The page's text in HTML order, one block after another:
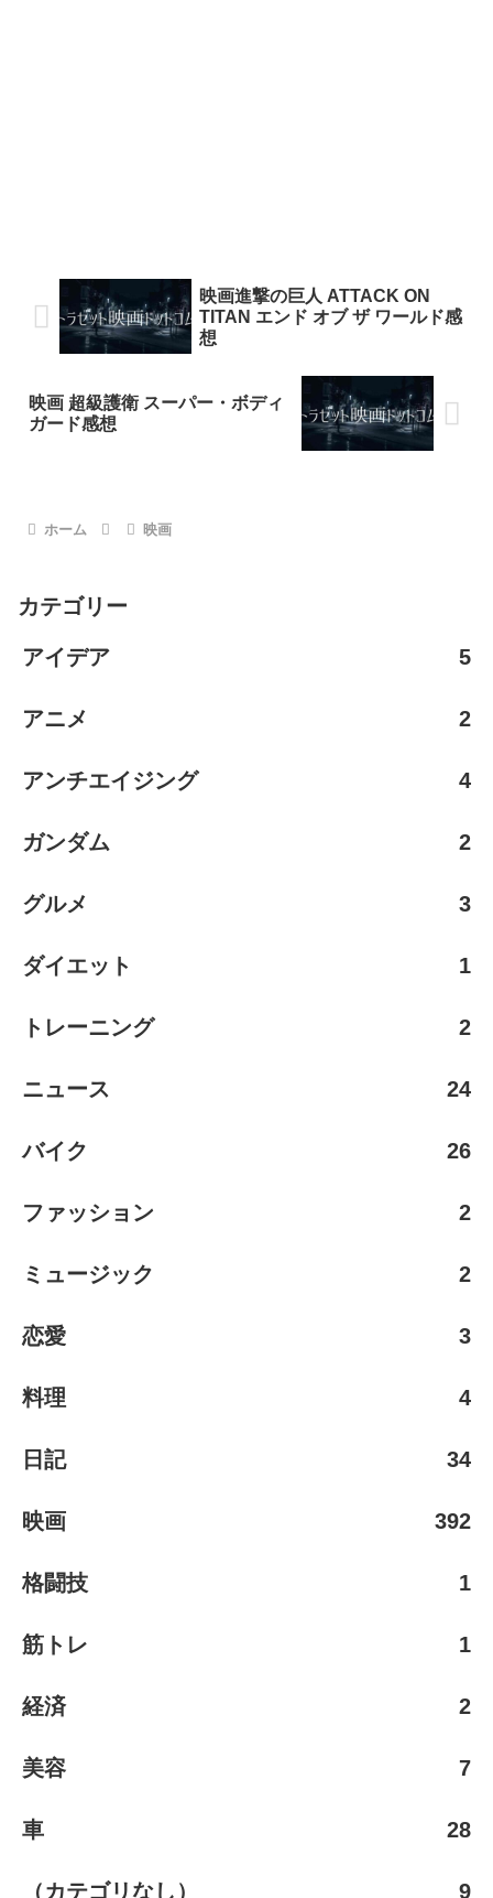
映画進撃の巨人 ATTACK ON
TITAN エンド オブ ザ ワールド感
想
映画 超級護衛 スーパー・ボディ
ガード感想
ホーム 映画
カテゴリー
アイデア 5
アニメ 2
アンチエイジング 4
ガンダム 2
グルメ 3
ダイエット 1
トレーニング 2
ニュース 24
バイク 26
ファッション 2
ミュージック 2
恋愛 3
料理 4
日記 34
映画 392
格闘技 1
筋トレ 1
経済 2
美容 7
車 28
（カテゴリなし） 9